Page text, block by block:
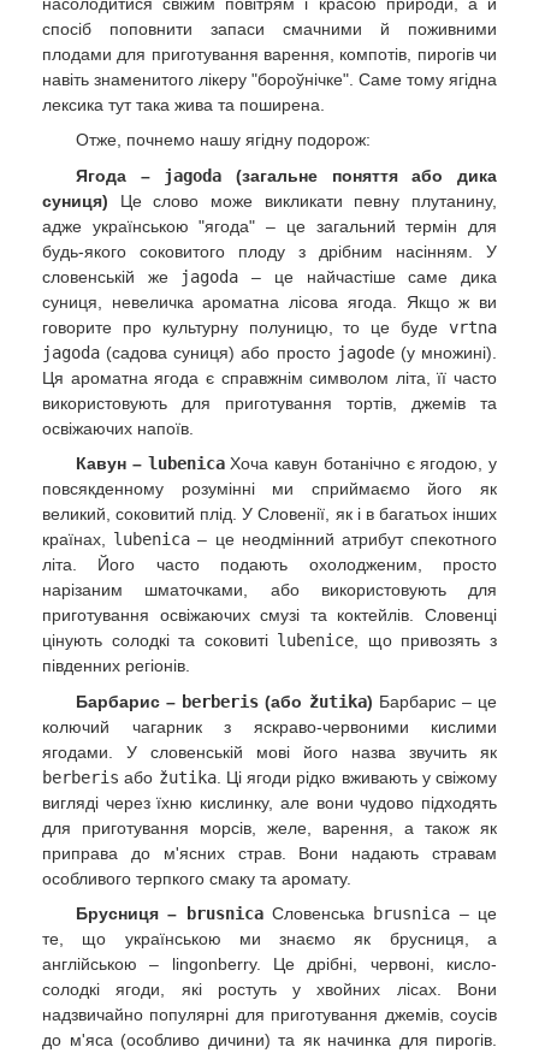
спосіб поповнити запаси смачними й поживними
плодами для приготування варення, компотів, пирогів чи
навіть знаменитого лікеру "бороўнічке". Саме тому ягідна
лексика тут така жива та поширена.
Отже, почнемо нашу ягідну подорож:
Ягода – jagoda (загальне поняття або дика
суниця) Це слово може викликати певну плутанину,
адже українською "ягода" – це загальний термін для
будь-якого соковитого плоду з дрібним насінням. У
словенській же jagoda – це найчастіше саме дика
суниця, невеличка ароматна лісова ягода. Якщо ж ви
говорите про культурну полуницю, то це буде vrtna
jagoda (садова суниця) або просто jagode(у множині).
Ця ароматна ягода є справжнім символом літа, її часто
використовують для приготування тортів, джемів та
освіжаючих напоїв.
Кавун – lubenicaХоча кавун ботанічно є ягодою, у
повсякденному розумінні ми сприймаємо його як
великий, соковитий плід. У Словенії, як і в багатьох інших
країнах, lubenica – це неодмінний атрибут спекотного
літа. Його часто подають охолодженим, просто
нарізаним шматочками, або використовують для
приготування освіжаючих смузі та коктейлів. Словенці
цінують солодкі та соковиті lubenice , що привозять з
південних регіонів.
Барбарис – berberis (або žutika) Барбарис – це
колючий чагарник з яскраво-червоними кислими
ягодами. У словенській мові його назва звучить як
berberis або žutika. Ці ягоди рідко вживають у свіжому
вигляді через їхню кислинку, але вони чудово підходять
для приготування морсів, желе, варення, а також як
приправа до м'ясних страв. Вони надають стравам
особливого терпкого смаку та аромату.
Брусниця –
brusnicaСловенська brusnica – це
те, що українською ми знаємо як брусниця, а
англійською – lingonberry. Це дрібні, червоні, кисло-
солодкі ягоди, які ростуть у хвойних лісах. Вони
надзвичайно популярні для приготування джемів, соусів
до м'яса (особливо дичини) та як начинка для пирогів.